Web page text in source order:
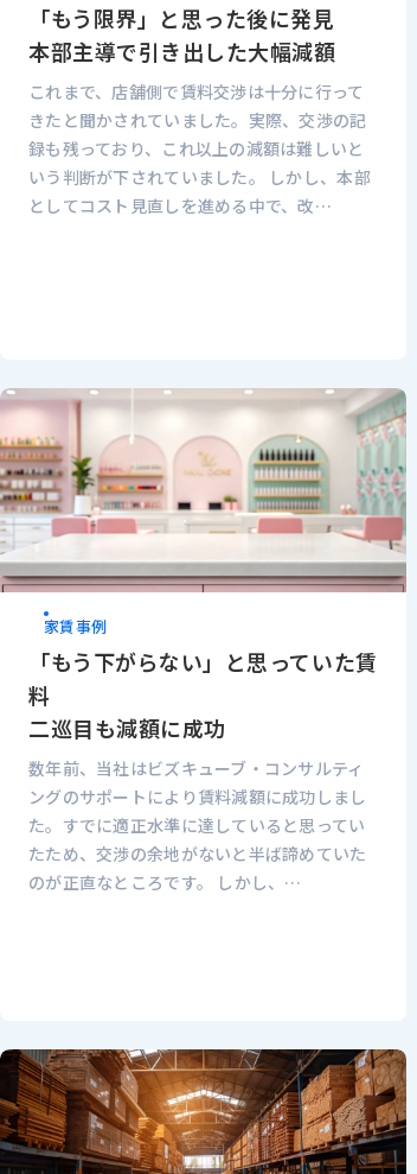
「もう限界」と思った後に発見
本部主導で引き出した大幅減額
これまで、店舗側で賃料交渉は十分に行って
きたと聞かされていました。実際、交渉の記
録も残っており、これ以上の減額は難しいと
いう判断が下されていました。 しかし、本部
としてコスト見直しを進める中で、改…
家賃事例
「もう下がらない」と思っていた賃
料
二巡目も減額に成功
数年前、当社はビズキューブ・コンサルティ
ングのサポートにより賃料減額に成功しまし
た。すでに適正水準に達していると思ってい
たため、交渉の余地がないと半ば諦めていた
のが正直なところです。 しかし、…